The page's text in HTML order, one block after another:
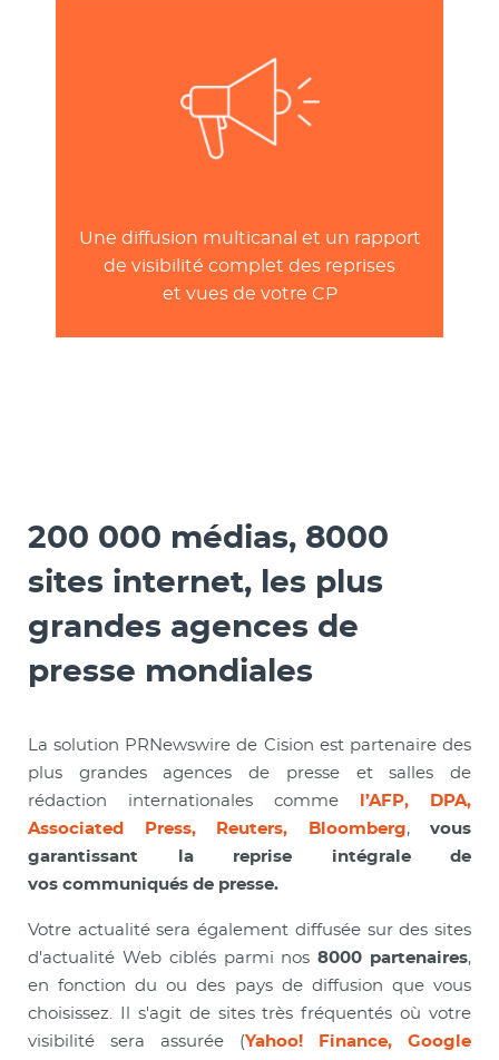
Une diffusion multicanal et un rapport
de visibilité complet des reprises
et vues de votre CP
200 000 médias, 8000
sites internet, les plus
grandes agences de
presse mondiales
La solution PRNewswire de Cision est partenaire des
plus grandes agences de presse et salles de
rédaction internationales comme
l’AFP, DPA,
Associated Press, Reuters, Bloomberg, vous
garantissant la reprise intégrale de
vos communiqués de presse.
Votre actualité sera également diffusée sur des sites
d'actualité Web ciblés parmi nos8000 partenaires,
en fonction du ou des pays de diffusion que vous
choisissez. Il s'agit de sites très fréquentés où votre
visibilité sera assurée (Yahoo! Finance, Google